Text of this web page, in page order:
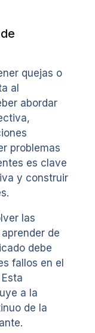
quejas o
al
abordar
problemas
es clave
y construir
las
de
debe
fallos en el
a la
de la